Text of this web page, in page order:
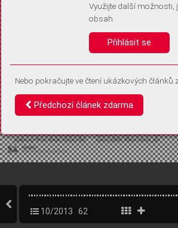
Vaše souhlasy a odmítnutí si ukládáme do
vás už příště znovu neptali. Můžete je kdykoli
10/2013 62
Využijte další možnosti,
obsah
Přihlásit se
Nebo pokračujte ve čtení ukázkových článků
Předchozí článek zdarma